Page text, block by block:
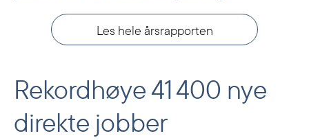
Les hele årsrapporten
Rekordhøye 41 400 nye
direkte jobber